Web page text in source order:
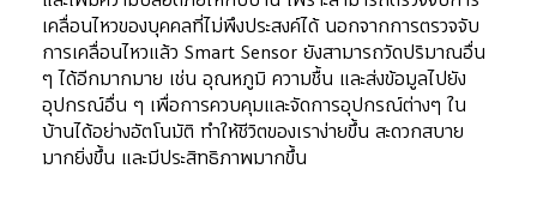
เคลื่อนไหวของบุคคลที่ไม่พึงประสงค์ได้ นอกจากการตรวจจับ
การเคลื่อนไหวแล้ว Smart Sensor ยังสามารถวัดปริมาณอื่น
ๆ ได้อีกมากมาย เช่น อุณหภูมิ ความชื้น และส่งข้อมูลไปยัง
อุปกรณ์อื่น ๆ เพื่อการควบคุมและจัดการอุปกรณ์ต่างๆ ใน
บ้านได้อย่างอัตโนมัติ ทำให้ชีวิตของเราง่ายขึ้น สะดวกสบาย
มากยิ่งขึ้น และมีประสิทธิภาพมากขึ้น